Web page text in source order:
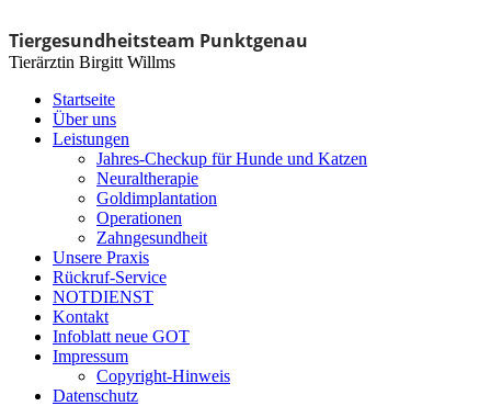
Tiergesundheitsteam Punktgenau
Tierärztin Birgitt Willms
Startseite
Über uns
Leistungen
Jahres-Checkup für Hunde und Katzen
Neuraltherapie
Goldimplantation
Operationen
Zahngesundheit
Unsere Praxis
Rückruf-Service
NOTDIENST
Kontakt
Infoblatt neue GOT
Impressum
Copyright-Hinweis
Datenschutz